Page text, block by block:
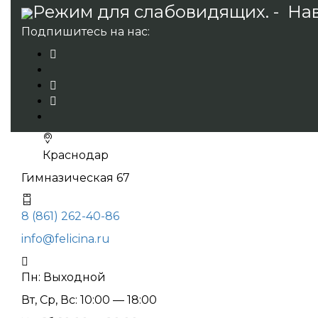
Режим для слабовидящих. -
Подпишитесь на нас:
Краснодар
Гимназическая 67
8 (861) 262-40-86
info@felicina.ru
Пн: Выходной
Вт, Ср, Вс: 10:00 — 18:00